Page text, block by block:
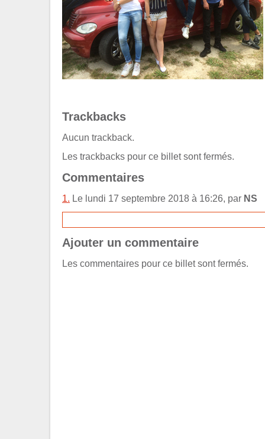
Trackbacks
Aucun trackback.
Les trackbacks pour ce billet sont fermés.
Commentaires
1. Le lundi 17 septembre 2018 à 16:26, par NS
Ajouter un commentaire
Les commentaires pour ce billet sont fermés.